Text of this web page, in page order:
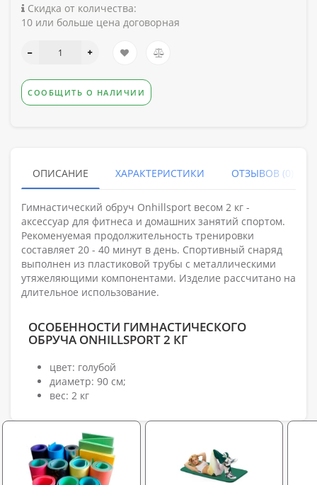
Скидка от количества:
10 или больше цена договорная
СООБЩИТЬ О НАЛИЧИИ
ОПИСАНИЕ ХАРАКТЕРИСТИКИ ОТЗЫВОВ (0)
Гимнастический обруч Onhillsport весом 2 кг -
аксессуар для фитнеса и домашних занятий спортом.
Рекоменуемая продолжительность тренировки
составляет 20 - 40 минут в день. Спортивный снаряд
выполнен из пластиковой трубы с металлическими
утяжеляющими компонентами. Изделие рассчитано на
длительное использование.
ОСОБЕННОСТИ ГИМНАСТИЧЕСКОГО
ОБРУЧА ONHILLSPORT 2 КГ
цвет: голубой
диаметр: 90 см;
вес: 2 кг